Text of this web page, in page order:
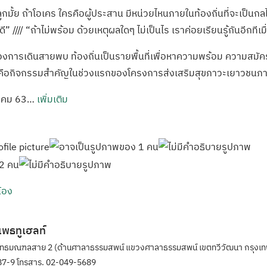
ย ถ้าโอเคร ใครคือผู้ประสาน มีหน่วยไหนภายในท้องถิ่นที่จะเป็นก
” //// “ถ้าไม่พร้อม ด้วยเหตุผลใดๆ ไม่เป็นไร เราค่อยเรียนรู้กันอีกทีเ
การเดินสายพบ ท้องถิ่นเป็นรายพื้นที่เพื่อหาความพร้อม ความสมัค
กิจกรรมสำคัญในช่วงแรกของโครงการส่งเสริมสุขภาวะเยาวชนภ
คม 63… เพิ่มเติม
ง
ธทูเฮลท์
ธมณฑลสาย 2 (ด้านศาลาธรรมสพน์ แขวงศาลาธรรมสพน์ เขตทวีวัฒนา กรุงเ
9 โทรสาร. 02-049-5689